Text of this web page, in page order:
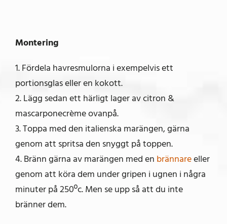
Montering
1. Fördela havresmulorna i exempelvis ett
portionsglas eller en kokott.
2. Lägg sedan ett härligt lager av citron &
mascarponecrème ovanpå.
3. Toppa med den italienska marängen, gärna
genom att spritsa den snyggt på toppen.
4. Bränn gärna av marängen med en brännareeller
genom att köra dem under gripen i ugnen i några
minuter på 250ºc. Men se upp så att du inte
bränner dem.